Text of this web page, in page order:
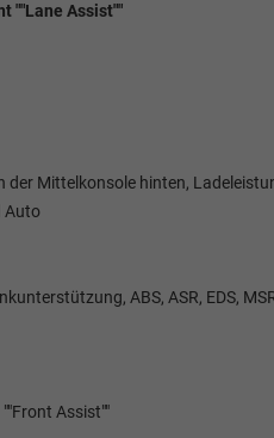
""Lane Assist""
der Mittelkonsole hinten,
Auto
ABS, ASR, EDS,
Assist""